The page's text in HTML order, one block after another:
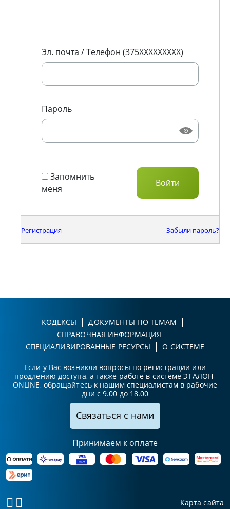
Эл. почта / Телефон (375XXXXXXXXX)
Пароль
Запомнить
меня
Регистрация Забыли пароль?
КОДЕКСЫ
ДОКУМЕНТЫ ПО ТЕМАМ
СПРАВОЧНАЯ ИНФОРМАЦИЯ
СПЕЦИАЛИЗИРОВАННЫЕ РЕСУРСЫ
О СИСТЕМЕ
Если у Вас возникли вопросы по регистрации или
продлению доступа, а также работе в системе ЭТАЛОН-
ONLINE, обращайтесь к нашим специалистам в рабочие
дни с 9.00 до 18.00
Связаться с нами
Принимаем к оплате
Карта сайта